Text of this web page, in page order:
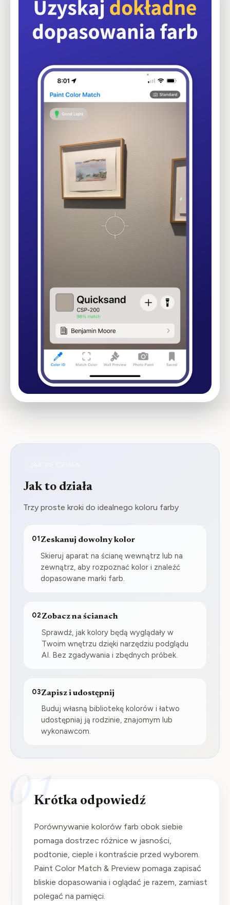
Jak to działa
Trzy proste kroki do idealnego koloru farby
01 Zeskanuj dowolny kolor
Skieruj aparat na ścianę wewnątrz lub na
zewnątrz, aby rozpoznać kolor i znaleźć
dopasowane marki farb.
02 Zobacz na ścianach
Sprawdź, jak kolory będą wyglądały w
Twoim wnętrzu dzięki narzędziu podglądu
AI. Bez zgadywania i zbędnych próbek.
03Zapisz i udostępnij
Buduj własną bibliotekę kolorów i łatwo
udostępniaj ją rodzinie, znajomym lub
wykonawcom.
01
Krótka odpowiedź
Porównywanie kolorów farb obok siebie
pomaga dostrzec różnice w jasności,
podtonie, cieple i kontraście przed wyborem.
Paint Color Match & Preview pomaga zapisać
bliskie dopasowania i oglądać je razem, zamiast
polegać na pamięci.